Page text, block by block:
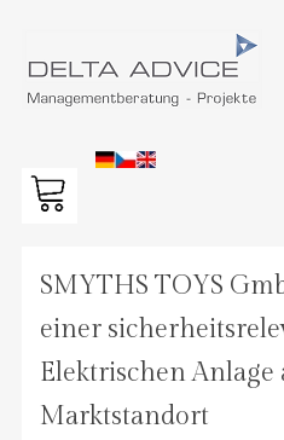
SMYTHS TOYS
einer
Elektrischen Anlage
Marktstandort